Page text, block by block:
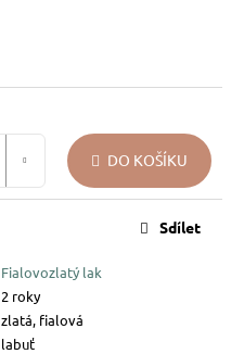
DO KOŠÍKU
Fialovozlatý lak
2 roky
zlatá, fialová
labuť
Sdílet